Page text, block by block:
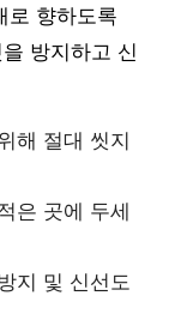
로 향하도록
방지하고 신
해 절대 씻지
은 곳에 두세
지 및 신선도